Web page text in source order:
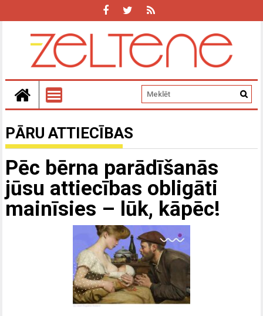
PĀRU ATTIECĪBAS
Pēc bērna parādīšanās
jūsu attiecības obligāti
mainīsies – lūk, kāpēc!